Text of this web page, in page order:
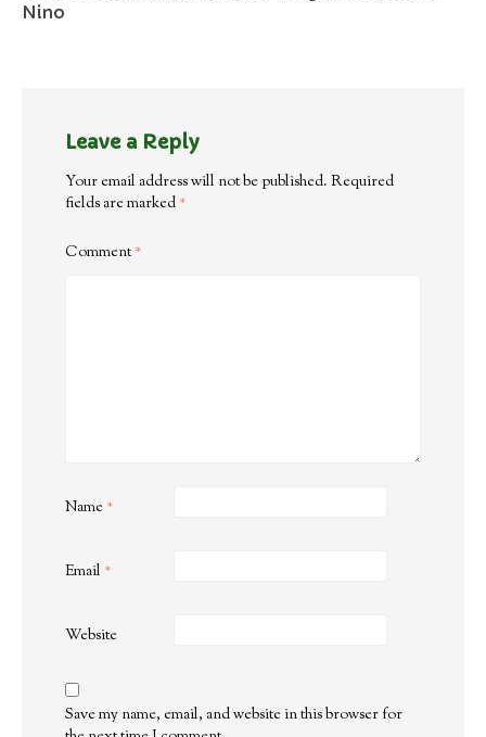
Nino
Leave a Reply
Your email address will not be published. Required
fields are marked *
Comment*
Name *
Email *
Website
Save my name, email, and website in this browser for